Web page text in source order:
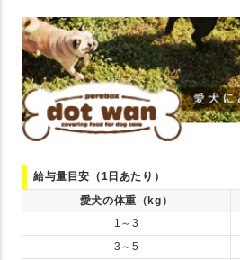
給与量目安（1日あたり）
愛犬の体重（kg）
1～3
3～5